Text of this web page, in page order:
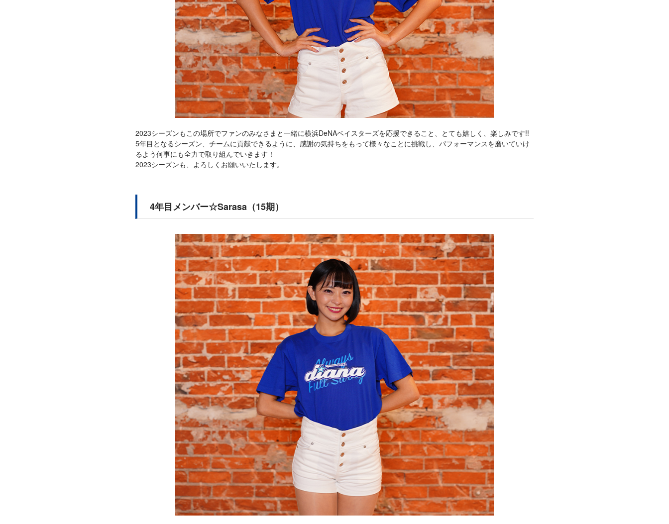
2023シーズンもこの場所でファンのみなさまと一緒に横浜DeNAベイスターズを応援できること、とても嬉しく、楽しみです!!
5年目となるシーズン、チームに貢献できるように、感謝の気持ちをもって様々なことに挑戦し、パフォーマンスを磨いていけ
るよう何事にも全力で取り組んでいきます！
2023シーズンも、よろしくお願いいたします。
4年目メンバー☆Sarasa（15期）